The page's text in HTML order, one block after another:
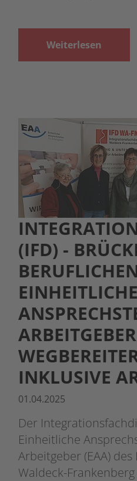
Weiterlesen
(IFD) -
EINHEITLICHE
INKLUSIVE
01.04.2025
Der
Einheitliche
Arbeitgeber (EAA)
Waldeck-